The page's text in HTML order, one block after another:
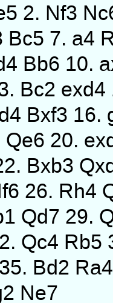
2. Nf3
Bc5 7. a4
Bb6 10.
Bc2
Bxf3 16.
Qe6 20.
Bxb3
26. Rh4
Qd7 29.
Qc4 Rb5
Bd2
Ne7